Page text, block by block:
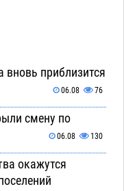
вновь приблизится
06.08 76
смену по
06.08 130
окажутся